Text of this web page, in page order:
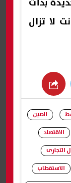
لا تزال
الصين
الاقتصاد
التجارى
الاستقطاب